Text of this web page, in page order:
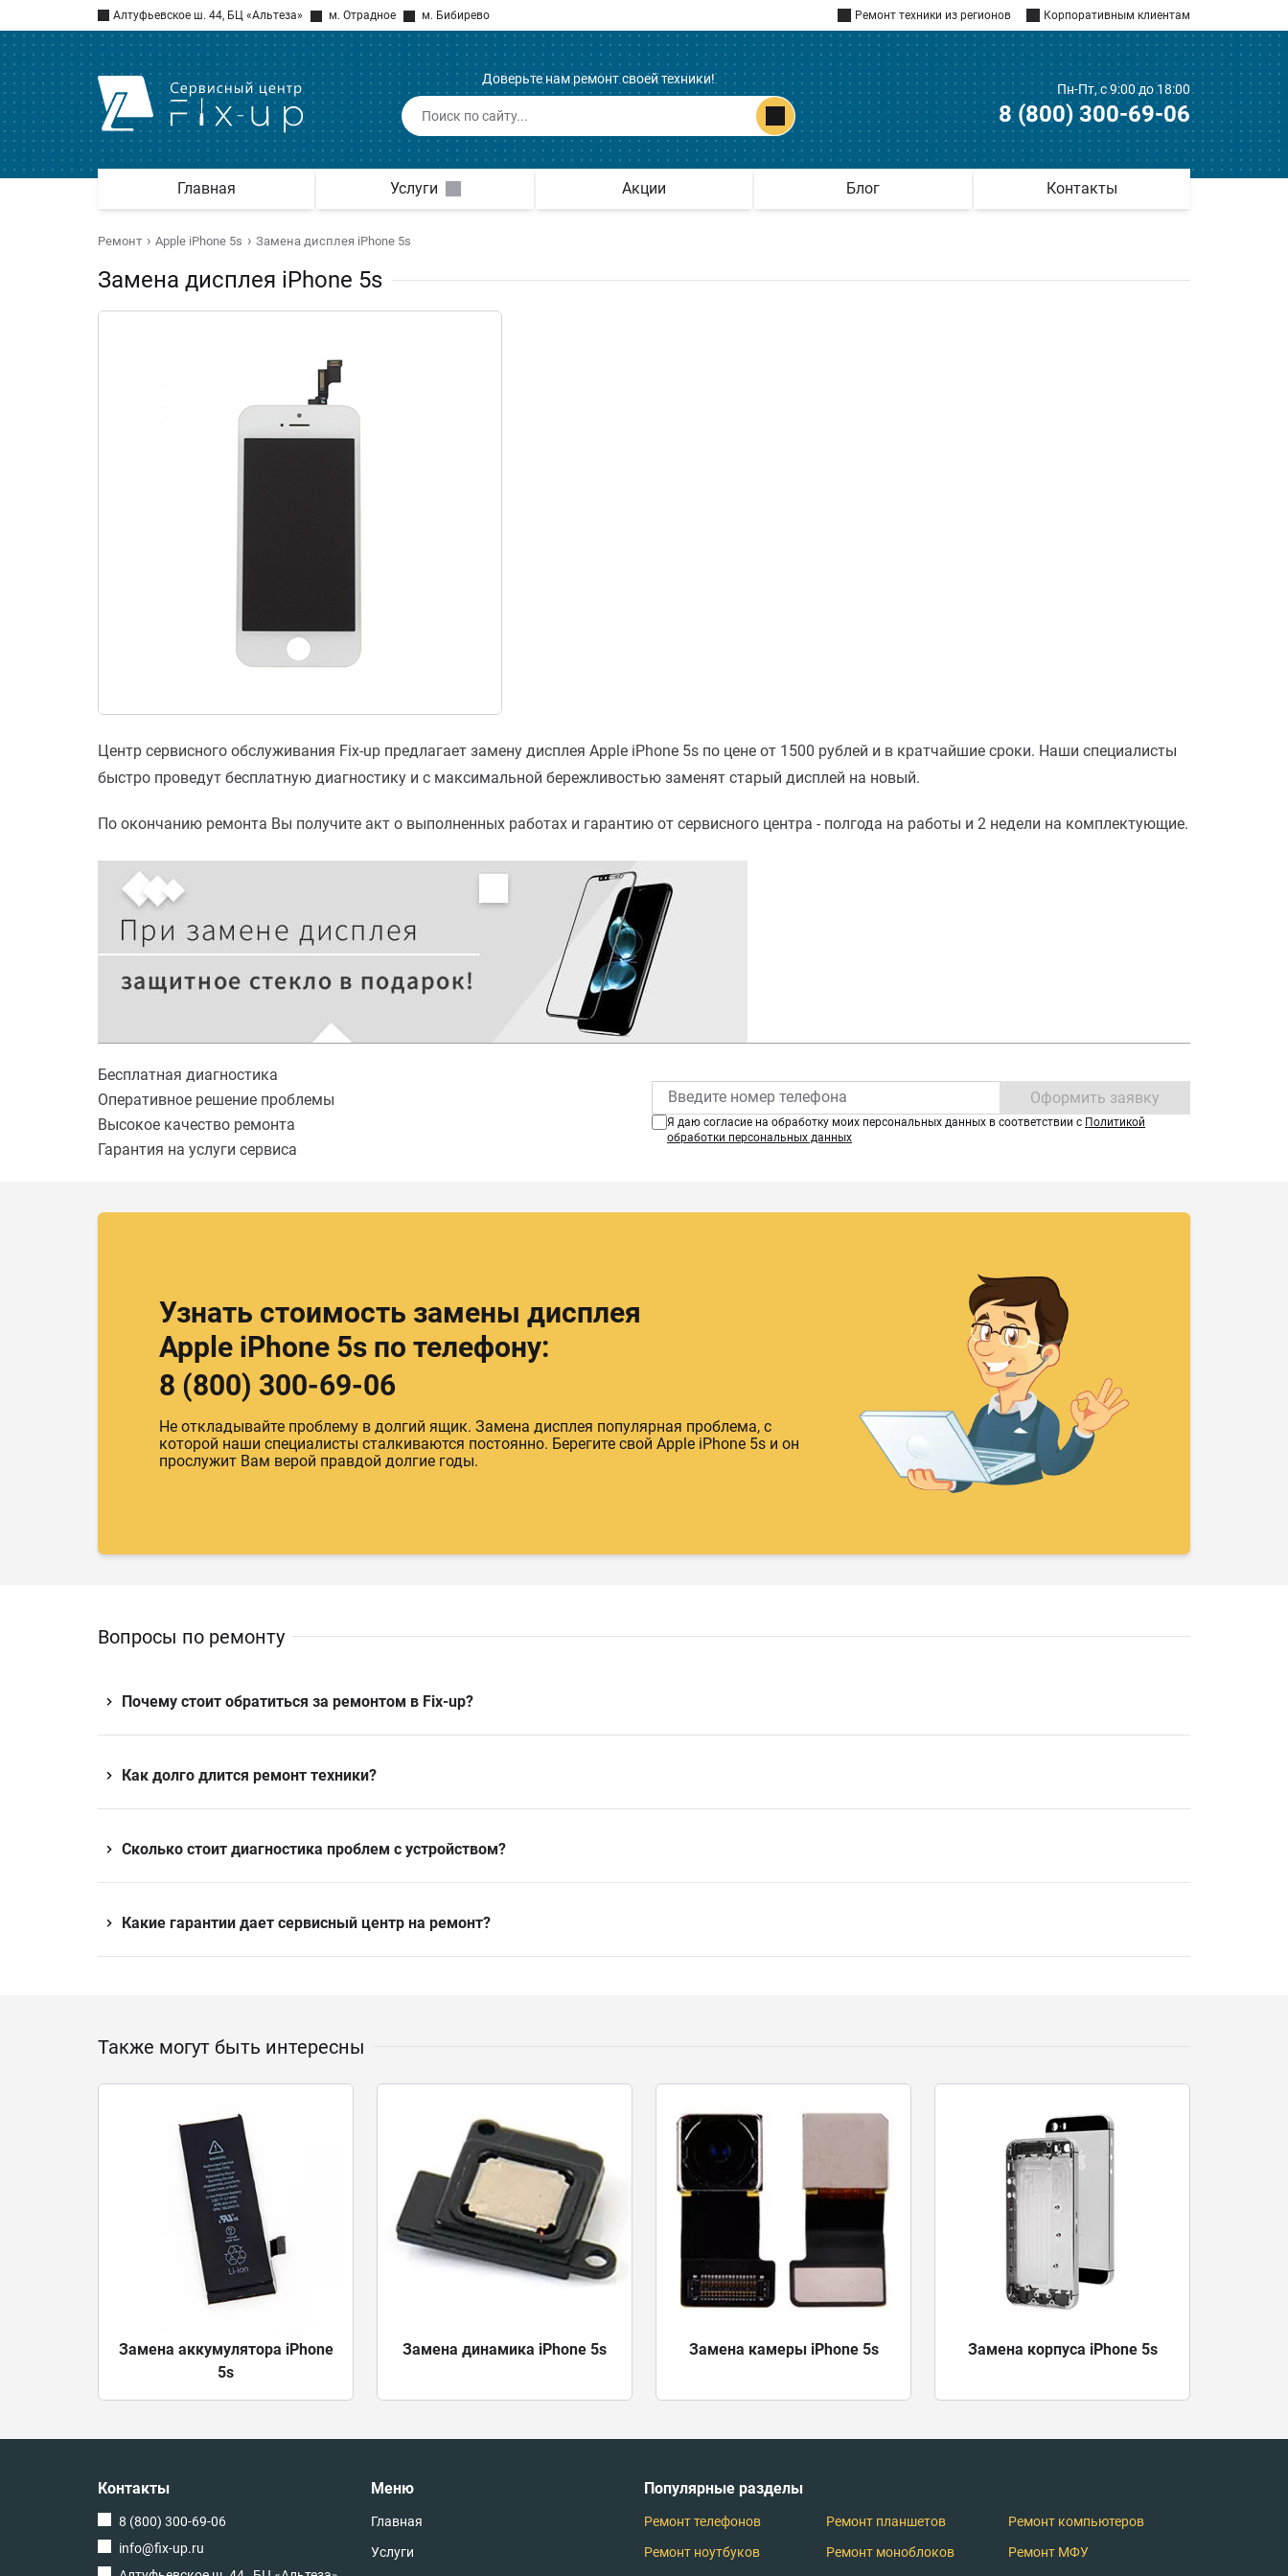
Алтуфьевское ш. 44, БЦ «Альтеза» м. Отрадное м. Бибирево Ремонт техники из регионов Корпоративным клиентам
Доверьте нам ремонт своей техники!
Пн-Пт, с 9:00 до 18:00
8 (800) 300-69-06
Главная Услуги Акции Блог Контакты
Ремонт Apple iPhone 5s Замена дисплея iPhone 5s
Замена дисплея iPhone 5s
Центр сервисного обслуживания Fix-up предлагает замену дисплея Apple iPhone 5s по цене от 1500 рублей и в кратчайшие сроки. Наши специалисты
быстро проведут бесплатную диагностику и с максимальной бережливостью заменят старый дисплей на новый.
По окончанию ремонта Вы получите акт о выполненных работах и гарантию от сервисного центра - полгода на работы и 2 недели на комплектующие.
Бесплатная диагностика
Оперативное решение проблемы
Высокое качество ремонта
Гарантия на услуги сервиса
Оформить заявку
Я даю согласие на обработку моих персональных данных в соответствии с Политикой
обработки персональных данных
Узнать стоимость замены дисплея
Apple iPhone 5s по телефону:
8 (800) 300-69-06
Не откладывайте проблему в долгий ящик. Замена дисплея популярная проблема, с
которой наши специалисты сталкиваются постоянно. Берегите свой Apple iPhone 5s и он
прослужит Вам верой правдой долгие годы.
Вопросы по ремонту
Почему стоит обратиться за ремонтом в Fix-up?
Как долго длится ремонт техники?
Сколько стоит диагностика проблем с устройством?
Какие гарантии дает сервисный центр на ремонт?
Также могут быть интересны
Замена аккумулятора iPhone
5s
Замена динамика iPhone 5s Замена камеры iPhone 5s Замена корпуса iPhone 5s
Контакты
8 (800) 300-69-06
info@fix-up.ru
Меню
Главная
Услуги
Популярные разделы
Ремонт телефонов Ремонт планшетов
Ремонт компьютеров
Ремонт ноутбуков
Ремонт моноблоков
Ремонт МФУ